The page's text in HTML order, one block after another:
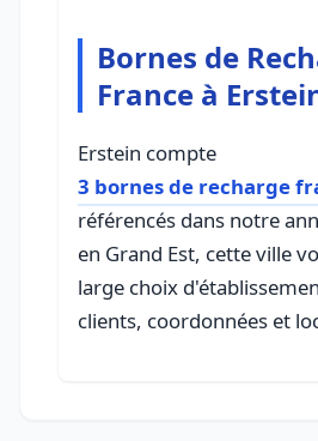
Bornes de
France à
Erstein compte
3 bornes de recharge
référencés dans notre
en Grand Est, cette ville
large choix
clients, coordonnées et